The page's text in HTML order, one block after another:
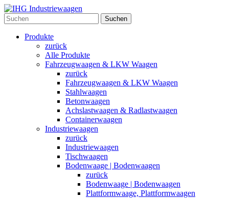
Suchen
Produkte
zurück
Alle Produkte
Fahrzeugwaagen & LKW Waagen
zurück
Fahrzeugwaagen & LKW Waagen
Stahlwaagen
Betonwaagen
Achslastwaagen & Radlastwaagen
Containerwaagen
Industriewaagen
zurück
Industriewaagen
Tischwaagen
Bodenwaage | Bodenwaagen
zurück
Bodenwaage | Bodenwaagen
Plattformwaage, Plattformwaagen